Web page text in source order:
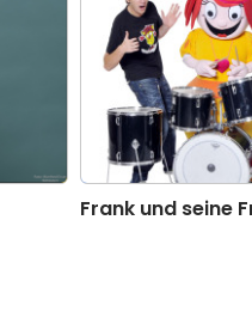
Frank und seine